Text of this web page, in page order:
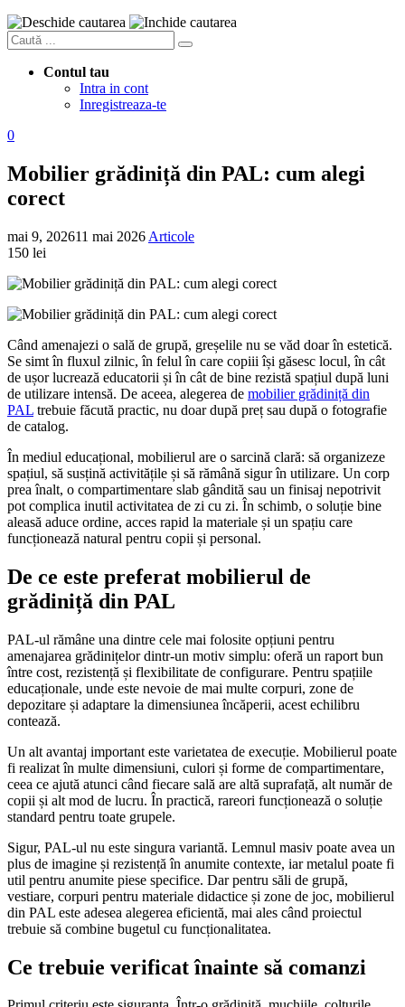
Contul tau
Intra in cont
Inregistreaza-te
0
Mobilier grădiniță din PAL: cum alegi
corect
mai 9, 202611 mai 2026 Articole
150 lei
Când amenajezi o sală de grupă, greșelile nu se văd doar în estetică.
Se simt în fluxul zilnic, în felul în care copiii își găsesc locul, în cât
de ușor lucrează educatorii și în cât de bine rezistă spațiul după luni
de utilizare intensă. De aceea, alegerea de mobilier grădiniță din
PAL trebuie făcută practic, nu doar după preț sau după o fotografie
de catalog.
În mediul educațional, mobilierul are o sarcină clară: să organizeze
spațiul, să susțină activitățile și să rămână sigur în utilizare. Un corp
prea înalt, o compartimentare slab gândită sau un finisaj nepotrivit
pot complica inutil activitatea de zi cu zi. În schimb, o soluție bine
aleasă aduce ordine, acces rapid la materiale și un spațiu care
funcționează natural pentru copii și personal.
De ce este preferat mobilierul de
grădiniță din PAL
PAL-ul rămâne una dintre cele mai folosite opțiuni pentru
amenajarea grădinițelor dintr-un motiv simplu: oferă un raport bun
între cost, rezistență și flexibilitate de configurare. Pentru spațiile
educaționale, unde este nevoie de mai multe corpuri, zone de
depozitare și adaptare la dimensiunea încăperii, acest echilibru
contează.
Un alt avantaj important este varietatea de execuție. Mobilierul poate
fi realizat în multe dimensiuni, culori și forme de compartimentare,
ceea ce ajută atunci când fiecare sală are altă suprafață, alt număr de
copii și alt mod de lucru. În practică, rareori funcționează o soluție
standard pentru toate grupele.
Sigur, PAL-ul nu este singura variantă. Lemnul masiv poate avea un
plus de imagine și rezistență în anumite contexte, iar metalul poate fi
util pentru anumite piese specifice. Dar pentru săli de grupă,
vestiare, corpuri pentru materiale didactice și zone de joc, mobilierul
din PAL este adesea alegerea eficientă, mai ales când proiectul
trebuie să combine bugetul cu funcționalitatea.
Ce trebuie verificat înainte să comanzi